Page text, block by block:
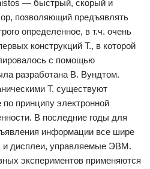
— быстрый, скорый и
позволяющий предъявлять
определенное, в т.ч. очень
конструкций Т., в которой
с помощью
разработана В. Вундтом.
Т. существуют
принципу электронной
В последние годы для
информации все шире
и дисплеи, управляемые ЭВМ.
экспериментов применяются